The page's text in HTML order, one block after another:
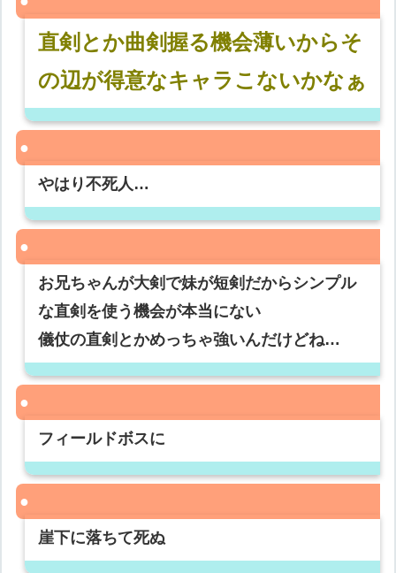
直剣とか曲剣握る機会薄いからそ
の辺が得意なキャラこないかなぁ
やはり不死人…
お兄ちゃんが大剣で妹が短剣だからシンプル
な直剣を使う機会が本当にない
儀仗の直剣とかめっちゃ強いんだけどね…
フィールドボスに
崖下に落ちて死ぬ